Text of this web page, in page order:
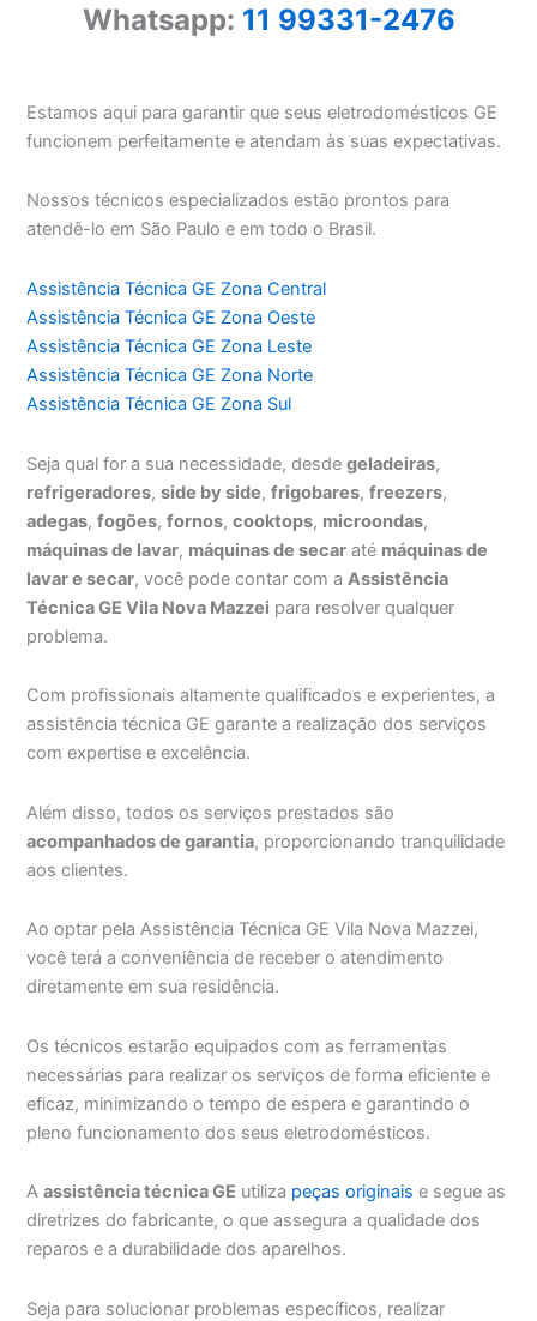
Whatsapp: 11 99331-2476
Estamos aqui para garantir que seus eletrodomésticos GE
funcionem perfeitamente e atendam às suas expectativas.
Nossos técnicos especializados estão prontos para
atendê-lo em São Paulo e em todo o Brasil.
Assistência Técnica GE Zona Central
Assistência Técnica GE Zona Oeste
Assistência Técnica GE Zona Leste
Assistência Técnica GE Zona Norte
Assistência Técnica GE Zona Sul
Seja qual for a sua necessidade, desdegeladeiras,
refrigeradores,side by side,frigobares,freezers,
adegas,fogões,fornos,cooktops, microondas,
máquinas de lavar, máquinas de secar até máquinas de
lavar e secar, você pode contar com a Assistência
Técnica GE Vila Nova Mazzei para resolver qualquer
problema.
Com profissionais altamente qualificados e experientes, a
assistência técnica GE garante a realização dos serviços
com expertise e excelência.
Além disso, todos os serviços prestados são
acompanhados de garantia, proporcionando tranquilidade
aos clientes.
Ao optar pela Assistência Técnica GE Vila Nova Mazzei,
você terá a conveniência de receber o atendimento
diretamente em sua residência.
Os técnicos estarão equipados com as ferramentas
necessárias para realizar os serviços de forma eficiente e
eficaz, minimizando o tempo de espera e garantindo o
pleno funcionamento dos seus eletrodomésticos.
Aassistência técnica GE utiliza peças originais e segue as
diretrizes do fabricante, o que assegura a qualidade dos
reparos e a durabilidade dos aparelhos.
Seja para solucionar problemas específicos, realizar